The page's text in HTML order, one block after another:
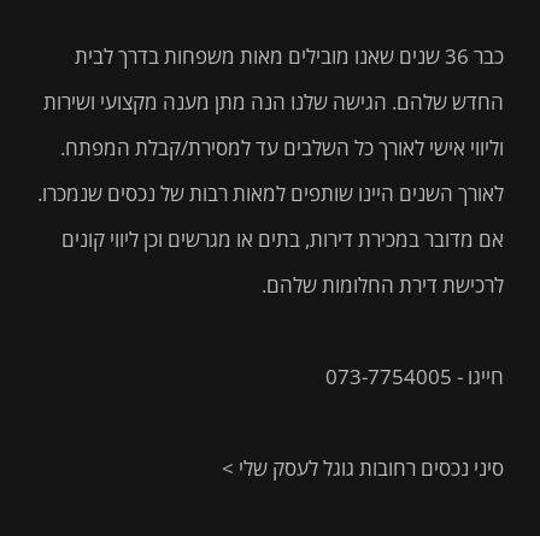
כבר 36 שנים שאנו מובילים מאות משפחות בדרך לבית
החדש שלהם. הגישה שלנו הנה מתן מענה מקצועי ושירות
וליווי אישי לאורך כל השלבים עד למסירת/קבלת המפתח.
לאורך השנים היינו שותפים למאות רבות של נכסים שנמכרו.
אם מדובר במכירת דירות, בתים או מגרשים וכן ליווי קונים
לרכישת דירת החלומות שלהם.
חייגו - 073-7754005
סיני נכסים רחובות גוגל לעסק שלי >